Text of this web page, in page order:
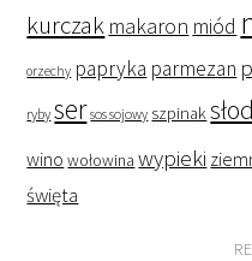
kurczak makaron miód
orzechy papryka parmezan
ryby ser sos sojowy szpinak
wino wołowina wypieki
święta